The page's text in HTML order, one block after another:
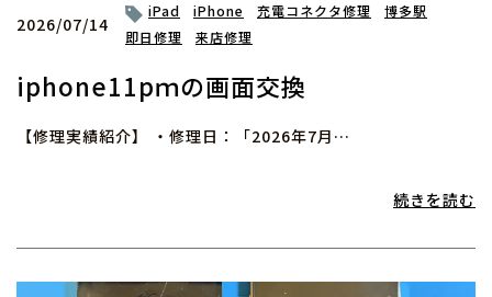
2026/07/14
iPad iPhone 充電コネクタ修理
博多駅
即日修理
来店修理
iphone11pｍの画面交換
【修理実績紹介】 ・修理日：「2026年7月…
続きを読む